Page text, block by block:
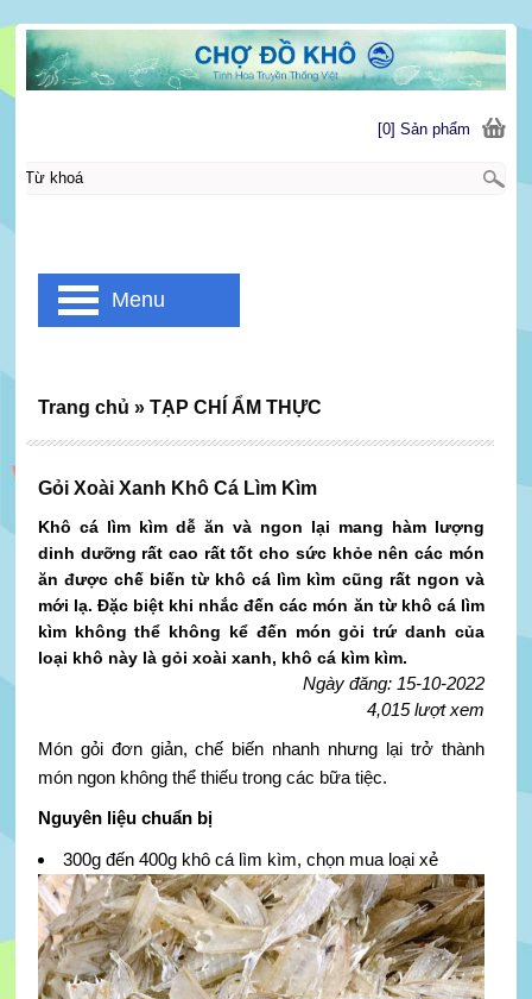
Gỏi Xoài Xanh Khô Cá Lìm Kìm
Khô cá lìm kìm dễ ăn và ngon lại mang hàm lượng
dinh dưỡng rất cao rất tốt cho sức khỏe nên các món
ăn được chế biến từ khô cá lìm kìm cũng rất ngon và
mới lạ. Đặc biệt khi nhắc đến các món ăn từ khô cá lìm
kìm không thể không kể đến món gỏi trứ danh của
loại khô này là gỏi xoài xanh, khô cá kìm kìm.
Ngày đăng: 15-10-2022
4,015 lượt xem
Món gỏi đơn giản, chế biến nhanh nhưng lại trở thành
món ngon không thể thiếu trong các bữa tiệc.
Nguyên liệu chuẩn bị
300g đến 400g khô cá lìm kìm, chọn mua loại xẻ
Trang chủ » TẠP CHÍ ẨM THỰC
[0] Sản phẩm
Menu